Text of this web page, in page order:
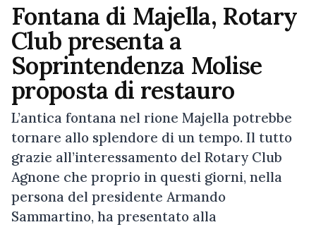
Fontana di Majella, Rotary
Club presenta a
Soprintendenza Molise
proposta di restauro
L’antica fontana nel rione Majella potrebbe
tornare allo splendore di un tempo. Il tutto
grazie all’interessamento del Rotary Club
Agnone che proprio in questi giorni, nella
persona del presidente Armando
Sammartino, ha presentato alla